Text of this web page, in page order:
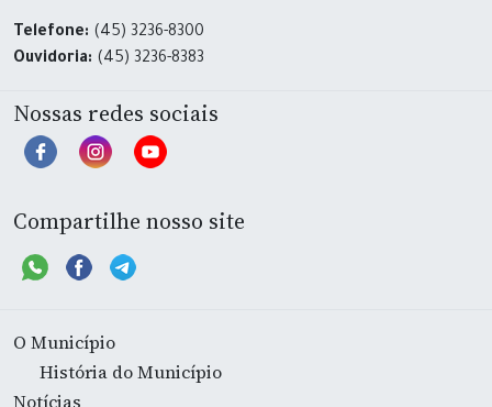
Telefone: (45) 3236-8300
Ouvidoria: (45) 3236-8383
Nossas redes sociais
Compartilhe nosso site
O Município
História do Município
Notícias